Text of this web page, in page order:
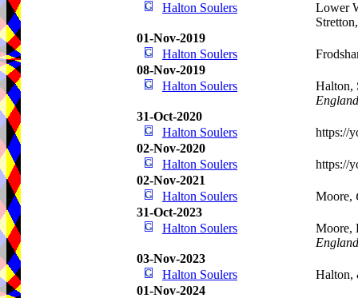
Halton Soulers
Lower
01-Nov-2019
Halton Soulers
08-Nov-2019
Halton Soulers
Halton,
England
31-Oct-2020
Halton Soulers
https://
02-Nov-2020
Halton Soulers
https://
02-Nov-2021
Halton Soulers
Moore,
31-Oct-2023
Halton Soulers
Moore,
England
03-Nov-2023
Halton Soulers
Halton,
01-Nov-2024